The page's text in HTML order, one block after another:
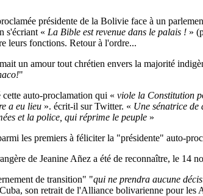
présidente de la Bolivie face à un
s'écriant « La Bible est revenue dans le palais ! »
leurs fonctions. Retour à l'ordre...
un amour tout chrétien envers la majorité
"
auto-proclamation qui « viole la Constitution
a eu lieu ». écrit-il sur Twitter. « Une sénatrice de
et la police, qui réprime le peuple »
les premiers à féliciter la "présidente" auto-
de Jeanine Añez a été de reconnaître, le 14
de transition" "qui ne prendra aucune
son retrait de l'Alliance bolivarienne pour